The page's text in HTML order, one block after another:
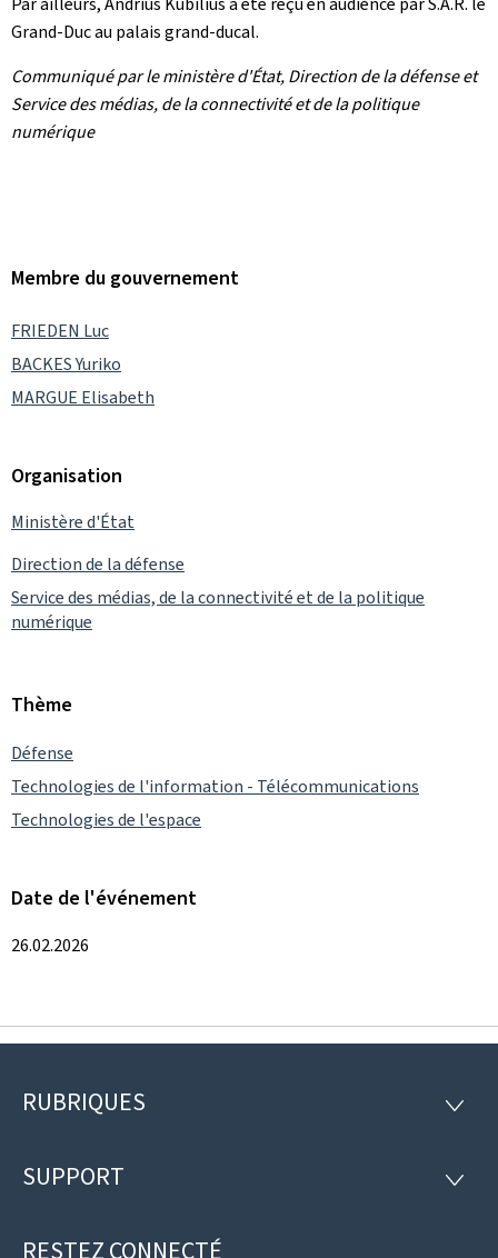
Grand-Duc au palais grand-ducal.
Communiqué par le ministère d'État, Direction de la défense et
Service des médias, de la connectivité et de la politique
numérique
Membre du gouvernement
FRIEDEN Luc
BACKES Yuriko
MARGUE Elisabeth
Organisation
Ministère d'État
Direction de la défense
Service des médias, de la connectivité et de la politique
numérique
Thème
Défense
Technologies de l'information - Télécommunications
Technologies de l'espace
Date de l'événement
26.02.2026
Pied
page
RUBRIQUES
SUPPORT
RESTEZ CONNECTÉ